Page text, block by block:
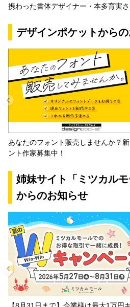
携わった書体デザイナー・本多育実
デザインポケットから
あなたのフォント販売しませんか？
ント作家募集中！
姉妹サイト「ミツカルモ
からのお知らせ